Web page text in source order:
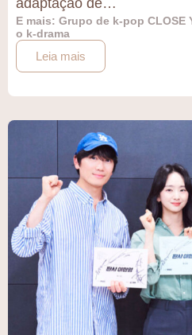
E mais: Grupo de k-pop CLOSE
o k-drama
Leia mais